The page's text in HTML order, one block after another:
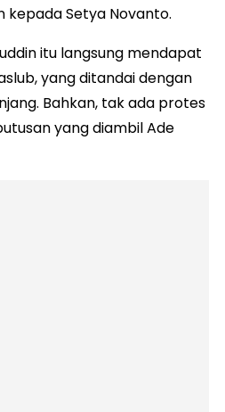
kepada Setya Novanto.
itu langsung mendapat
yang ditandai dengan
Bahkan, tak ada protes
yang diambil Ade